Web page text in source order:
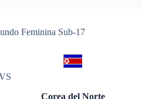
Feminina Sub-17
Corea del Norte